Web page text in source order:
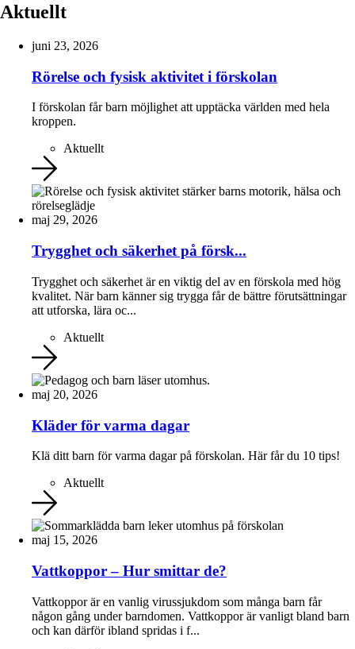
Aktuellt
juni 23, 2026
Rörelse och fysisk aktivitet i förskolan
I förskolan får barn möjlighet att upptäcka världen med hela
kroppen.
Aktuellt
maj 29, 2026
Trygghet och säkerhet på försk...
Trygghet och säkerhet är en viktig del av en förskola med hög
kvalitet. När barn känner sig trygga får de bättre förutsättningar
att utforska, lära oc...
Aktuellt
maj 20, 2026
Kläder för varma dagar
Klä ditt barn för varma dagar på förskolan. Här får du 10 tips!
Aktuellt
maj 15, 2026
Vattkoppor – Hur smittar de?
Vattkoppor är en vanlig virussjukdom som många barn får
någon gång under barndomen. Vattkoppor är vanligt bland barn
och kan därför ibland spridas i f...